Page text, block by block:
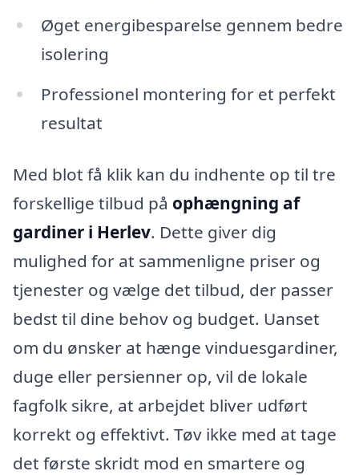
Øget energibesparelse gennem bedre
isolering
Professionel montering for et perfekt
resultat
Med blot få klik kan du indhente op til tre
forskellige tilbud på ophængning af
gardiner i Herlev. Dette giver dig
mulighed for at sammenligne priser og
tjenester og vælge det tilbud, der passer
bedst til dine behov og budget. Uanset
om du ønsker at hænge vinduesgardiner,
duge eller persienner op, vil de lokale
fagfolk sikre, at arbejdet bliver udført
korrekt og effektivt. Tøv ikke med at tage
det første skridt mod en smartere og